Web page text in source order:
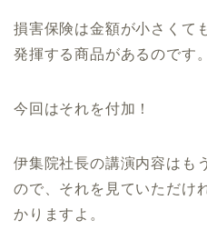
損害保険は金額が小さくて
発揮する商品があるのです。
今回はそれを付加！
伊集院社長の講演内容はも
ので、それを見ていただけ
かりますよ。